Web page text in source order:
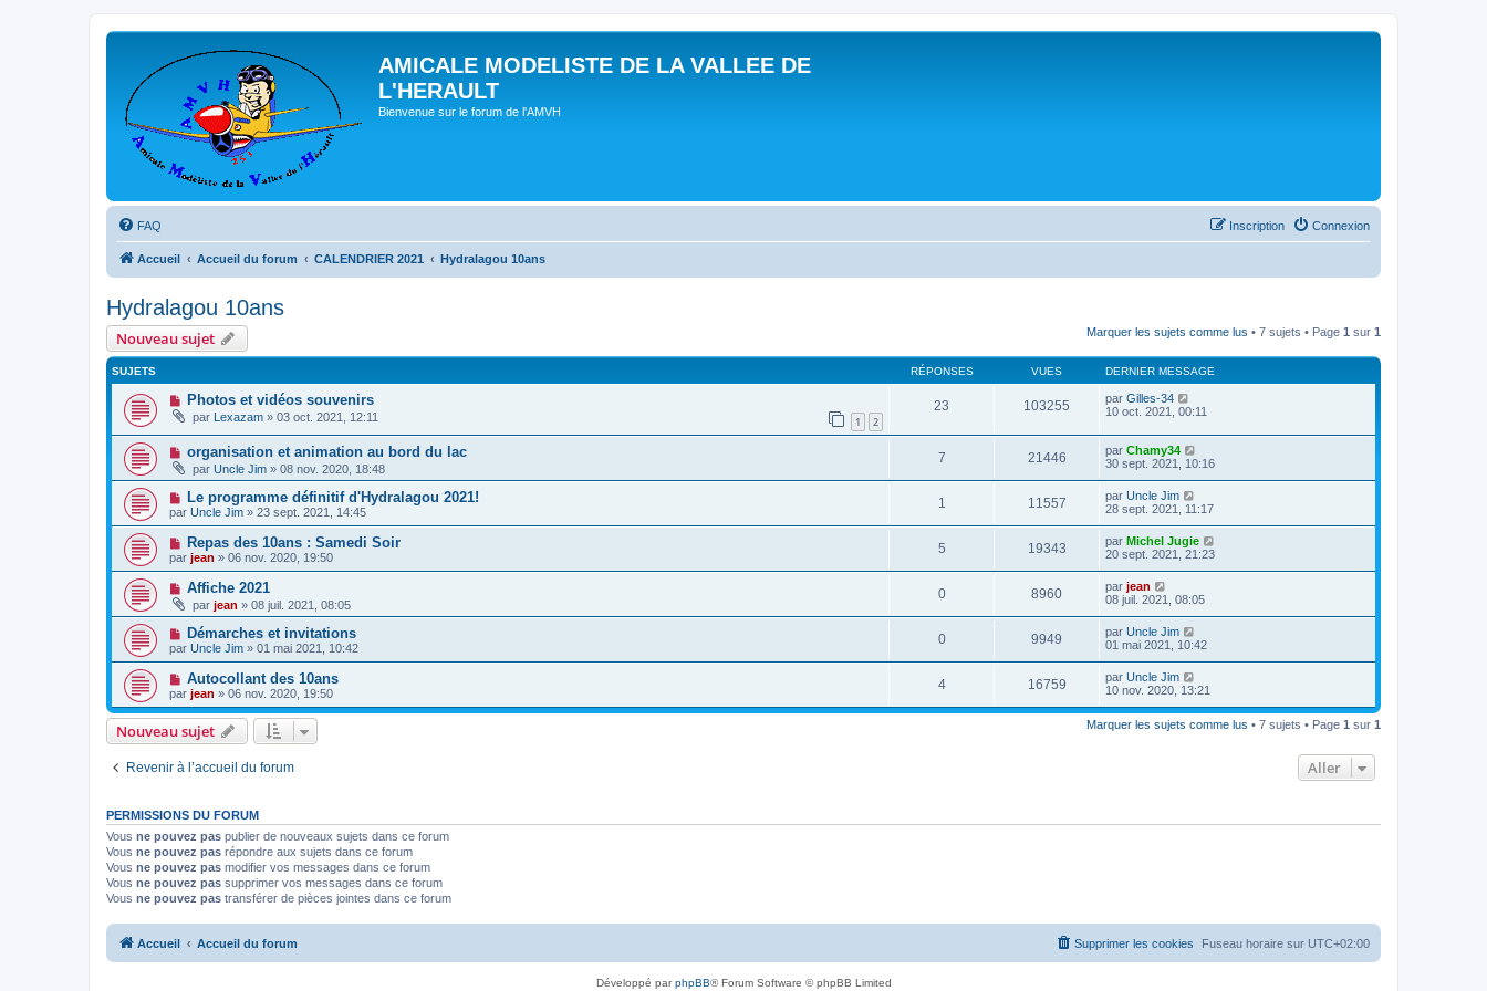
AMICALE MODELISTE DE LA VALLEE DE
L'HERAULT
Bienvenue sur le forum de l'AMVH
FAQ Connexion
Inscription
Accueil Accueil du forum CALENDRIER 2021 Hydralagou 10ans
Hydralagou 10ans
Nouveau sujet Marquer les sujets comme lus • 7 sujets • Page 1 sur 1
SUJETS RÉPONSES VUES DERNIER MESSAGE
Photos et vidéos souvenirs
par Lexazam » 03 oct. 2021, 12:11 1 2
23 103255 par Gilles-34
10 oct. 2021, 00:11
organisation et animation au bord du lac
par Uncle Jim » 08 nov. 2020, 18:48
7 21446 par Chamy34
30 sept. 2021, 10:16
Le programme définitif d'Hydralagou 2021!
par Uncle Jim » 23 sept. 2021, 14:45
1 11557 par Uncle Jim
28 sept. 2021, 11:17
Repas des 10ans : Samedi Soir
par jean » 06 nov. 2020, 19:50
5 19343 par Michel Jugie
20 sept. 2021, 21:23
Affiche 2021
par jean » 08 juil. 2021, 08:05
0 8960 par jean
08 juil. 2021, 08:05
Démarches et invitations
par Uncle Jim » 01 mai 2021, 10:42
0 9949 par Uncle Jim
01 mai 2021, 10:42
Autocollant des 10ans
par jean » 06 nov. 2020, 19:50
4 16759 par Uncle Jim
10 nov. 2020, 13:21
Nouveau sujet Marquer les sujets comme lus • 7 sujets • Page 1 sur 1
Revenir à l’accueil du forum Aller
PERMISSIONS DU FORUM
Vous ne pouvez pas publier de nouveaux sujets dans ce forum
Vous ne pouvez pas répondre aux sujets dans ce forum
Vous ne pouvez pas modifier vos messages dans ce forum
Vous ne pouvez pas supprimer vos messages dans ce forum
Vous ne pouvez pas transférer de pièces jointes dans ce forum
Accueil Accueil du forum Fuseau horaire sur UTC+02:00
Supprimer les cookies
Développé parphpBB® Forum Software © phpBB Limited